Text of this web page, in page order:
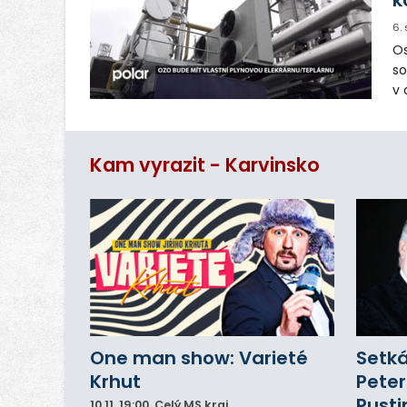
6.
v
Kam vyrazit - Karvinsko
One man show: Varieté
Krhut